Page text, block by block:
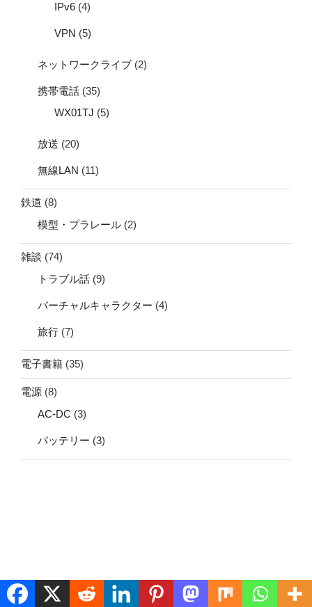
IPv6 (4)
VPN (5)
ネットワークライブ (2)
携帯電話 (35)
WX01TJ (5)
放送 (20)
無線LAN (11)
鉄道 (8)
模型・プラレール (2)
雑談 (74)
トラブル話 (9)
バーチャルキャラクター (4)
旅行 (7)
電子書籍 (35)
電源 (8)
AC-DC (3)
バッテリー (3)